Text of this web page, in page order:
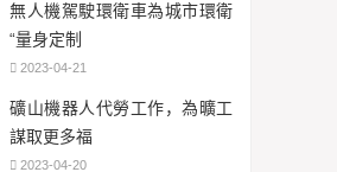
無人機駕駛環衛車為城市環衛
“量身定制
2023-04-21
礦山機器人代勞工作，為曠工
謀取更多福
2023-04-20